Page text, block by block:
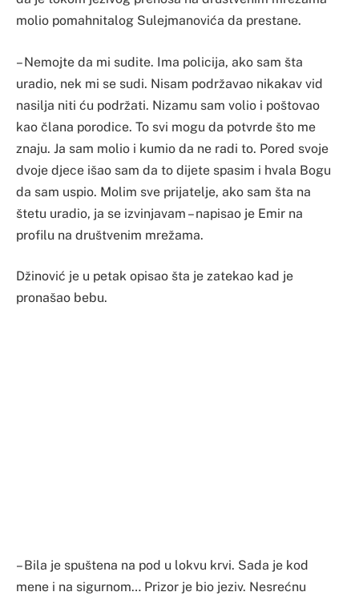
molio pomahnitalog Sulejmanovića da prestane.
– Nemojte da mi sudite. Ima policija, ako sam šta
uradio, nek mi se sudi. Nisam podržavao nikakav vid
nasilja niti ću podržati. Nizamu sam volio i poštovao
kao člana porodice. To svi mogu da potvrde što me
znaju. Ja sam molio i kumio da ne radi to. Pored svoje
dvoje djece išao sam da to dijete spasim i hvala Bogu
da sam uspio. Molim sve prijatelje, ako sam šta na
štetu uradio, ja se izvinjavam – napisao je Emir na
profilu na društvenim mrežama.
Džinović je u petak opisao šta je zatekao kad je
pronašao bebu.
– Bila je spuštena na pod u lokvu krvi. Sada je kod
mene i na sigurnom… Prizor je bio jeziv. Nesrećnu